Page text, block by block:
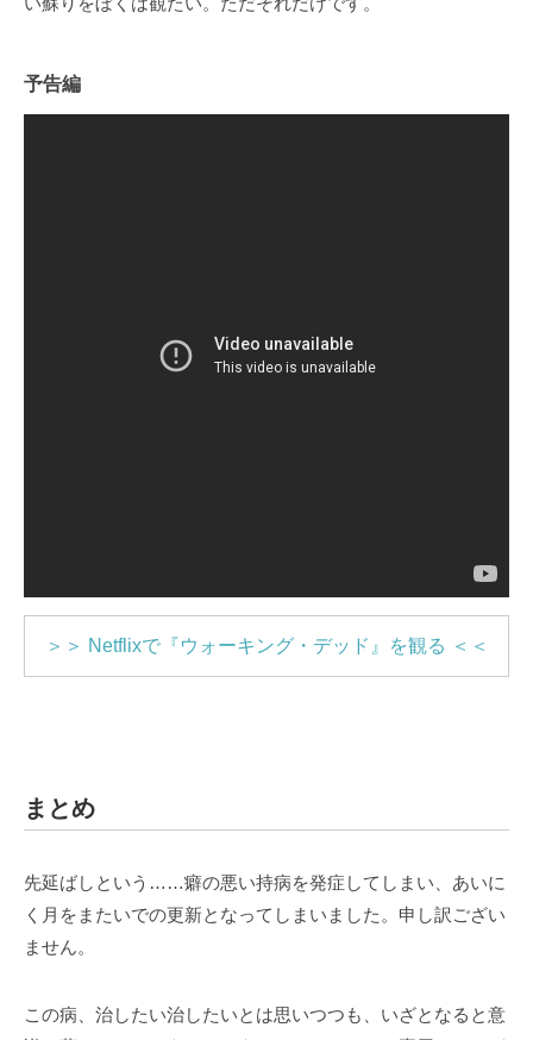
予告編
＞＞ Netflixで『ウォーキング・デッド』を観る ＜＜
まとめ
先延ばしという……癖の悪い持病を発症してしまい、あいに
く月をまたいでの更新となってしまいました。申し訳ござい
ません。
この病、治したい治したいとは思いつつも、いざとなると意